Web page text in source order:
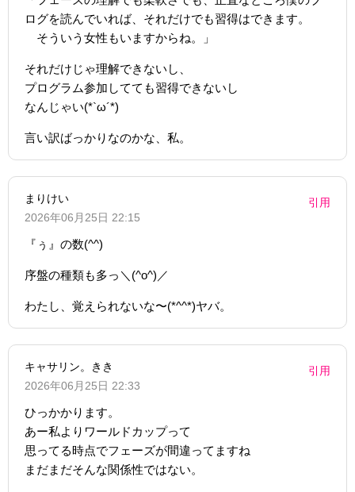
ログを読んでいれば、それだけでも習得はできます。
そういう女性もいますからね。」
それだけじゃ理解できないし、
プログラム参加してても習得できないし
なんじゃい(*`ω´*)
言い訳ばっかりなのかな、私。
まりけい
2026年06月25日 22:15
引用
『ぅ』の数(^^)
序盤の種類も多っ＼(^o^)／
わたし、覚えられないな〜(*^^*)ヤバ。
キャサリン。きき
2026年06月25日 22:33
引用
ひっかかります。
あー私よりワールドカップって
思ってる時点でフェーズが間違ってますね
まだまだそんな関係性ではない。